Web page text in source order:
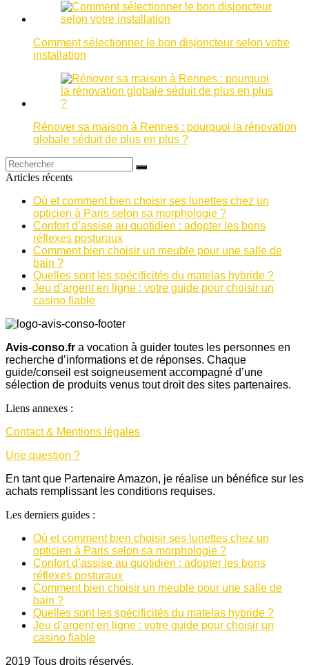
Comment sélectionner le bon disjoncteur selon votre
installation
Rénover sa maison à Rennes : pourquoi la rénovation
globale séduit de plus en plus ?
Articles récents
Où et comment bien choisir ses lunettes chez un
opticien à Paris selon sa morphologie ?
Confort d’assise au quotidien : adopter les bons
réflexes posturaux
Comment bien choisir un meuble pour une salle de
bain ?
Quelles sont les spécificités du matelas hybride ?
Jeu d’argent en ligne : votre guide pour choisir un
casino fiable
Avis-conso.fr a vocation à guider toutes les personnes en
recherche d’informations et de réponses. Chaque
guide/conseil est soigneusement accompagné d’une
sélection de produits venus tout droit des sites partenaires.
Liens annexes :
Contact & Mentions légales
Une question ?
En tant que Partenaire Amazon, je réalise un bénéfice sur les
achats remplissant les conditions requises.
Les derniers guides :
Où et comment bien choisir ses lunettes chez un
opticien à Paris selon sa morphologie ?
Confort d’assise au quotidien : adopter les bons
réflexes posturaux
Comment bien choisir un meuble pour une salle de
bain ?
Quelles sont les spécificités du matelas hybride ?
Jeu d’argent en ligne : votre guide pour choisir un
casino fiable
2019 Tous droits réservés.